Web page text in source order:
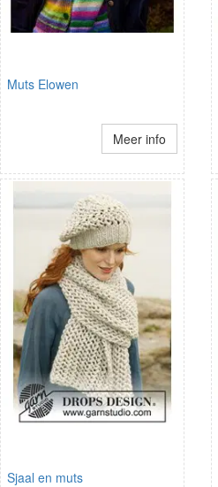
Muts Elowen
Meer info
Sjaal en muts